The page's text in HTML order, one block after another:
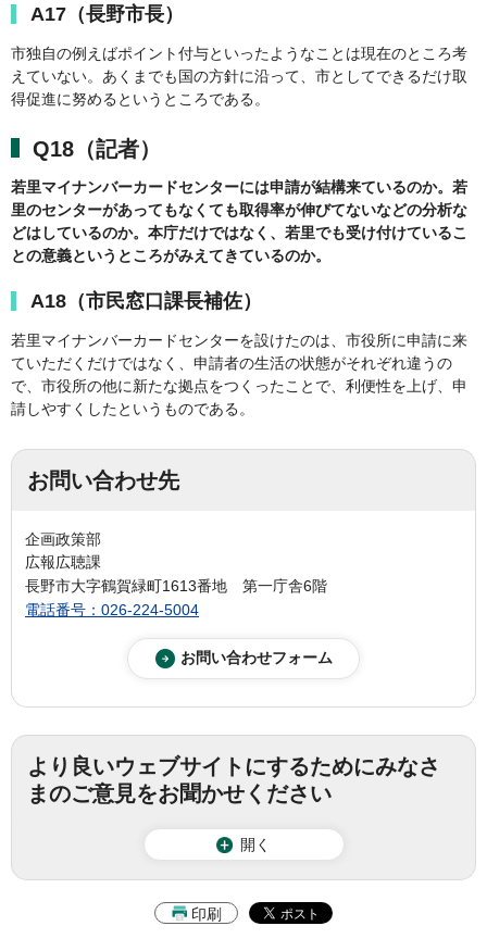
A17（長野市長）
市独自の例えばポイント付与といったようなことは現在のところ考
えていない。あくまでも国の方針に沿って、市としてできるだけ取
得促進に努めるというところである。
Q18（記者）
若里マイナンバーカードセンターには申請が結構来ているのか。若
里のセンターがあってもなくても取得率が伸びてないなどの分析な
どはしているのか。本庁だけではなく、若里でも受け付けているこ
との意義というところがみえてきているのか。
A18（市民窓口課長補佐）
若里マイナンバーカードセンターを設けたのは、市役所に申請に来
ていただくだけではなく、申請者の生活の状態がそれぞれ違うの
で、市役所の他に新たな拠点をつくったことで、利便性を上げ、申
請しやすくしたというものである。
お問い合わせ先
企画政策部
広報広聴課
長野市大字鶴賀緑町1613番地 第一庁舎6階
電話番号：026-224-5004
より良いウェブサイトにするためにみなさ
まのご意見をお聞かせください
開く
印刷